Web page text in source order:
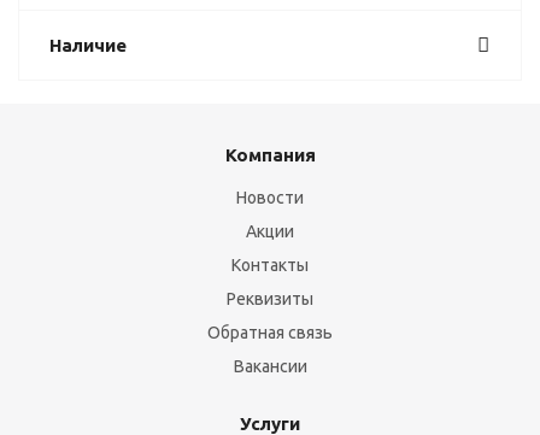
Наличие
Компания
Новости
Акции
Контакты
Реквизиты
Обратная связь
Вакансии
Услуги